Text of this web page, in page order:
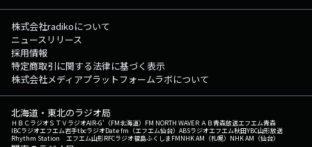
株式会社radikoについて
ニュースリリース
採用情報
特定商取引に関する法律に基づく表示
株式会社メディアプラットフォームラボについて
北海道・東北のラジオ局
ＨＢＣラジオＳＴＶラジオAIR-G'（FM北海道） FM NORTH WAVEＲＡＢ青森放送エフエム青森
IBCラジオエフエム岩手tbcラジオDate fm（エフエム仙台） ABSラジオエフエム秋田YBC山形放送
Rhythm Station エフエム山形RFCラジオ福島ふくしまFMNHK AM（札幌） NHK AM（仙台）